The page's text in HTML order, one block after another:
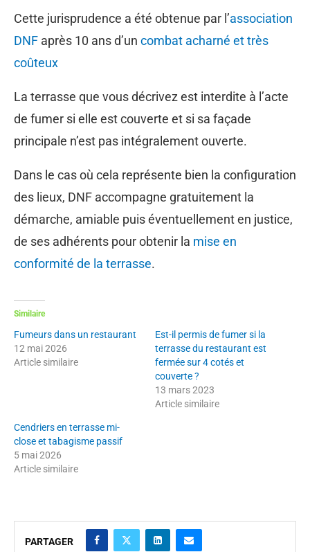
Cette jurisprudence a été obtenue par l’association
DNF après 10 ans d’un combat acharné et très
coûteux
La terrasse que vous décrivez est interdite à l’acte
de fumer si elle est couverte et si sa façade
principale n’est pas intégralement ouverte.
Dans le cas où cela représente bien la configuration
des lieux, DNF accompagne gratuitement la
démarche, amiable puis éventuellement en justice,
de ses adhérents pour obtenir la mise en
conformité de la terrasse.
Similaire
Fumeurs dans un restaurant
12 mai 2026
Article similaire
Est-il permis de fumer si la
terrasse du restaurant est
fermée sur 4 cotés et
couverte ?
13 mars 2023
Article similaire
Cendriers en terrasse mi-
close et tabagisme passif
5 mai 2026
Article similaire
PARTAGER